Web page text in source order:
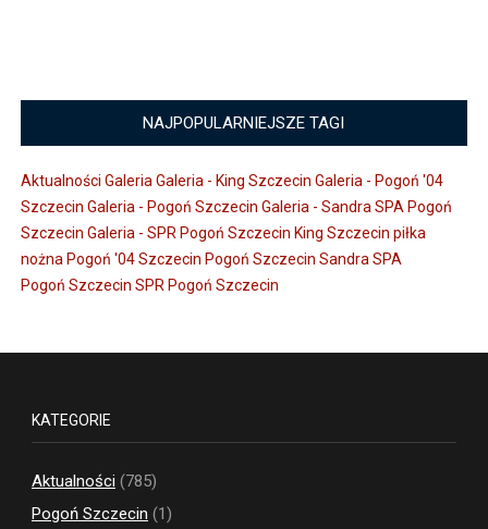
NAJPOPULARNIEJSZE TAGI
Aktualności Galeria Galeria - King Szczecin Galeria - Pogoń '04
Szczecin Galeria - Pogoń Szczecin Galeria - Sandra SPA Pogoń
Szczecin Galeria - SPR Pogoń Szczecin King Szczecin piłka
nożna Pogoń '04 Szczecin Pogoń Szczecin Sandra SPA
Pogoń Szczecin SPR Pogoń Szczecin
KATEGORIE
Aktualności (785)
Pogoń Szczecin (1)